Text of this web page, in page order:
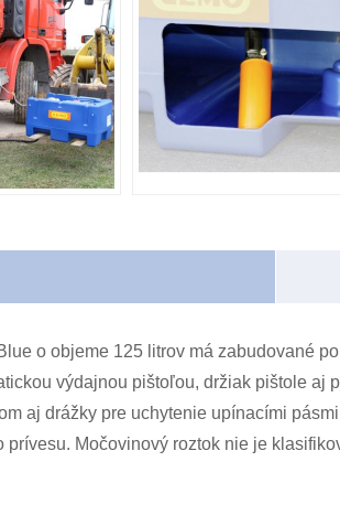
o objeme 125 litrov má zabudované
výdajnou pištoľou, držiak pištole
aj drážky pre uchytenie upínacími
prívesu. Močovinový roztok nie je